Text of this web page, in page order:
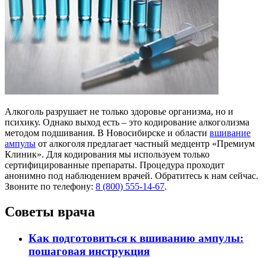
Алкоголь разрушает не только здоровье организма, но и
психику. Однако выход есть – это кодирование алкоголизма
методом подшивания. В Новосибирске и области вшивание
ампулы от алкоголя предлагает частный медцентр «Премиум
Клиник». Для кодирования мы используем только
сертифицированные препараты. Процедура проходит
анонимно под наблюдением врачей. Обратитесь к нам сейчас.
Звоните по телефону: 8 (800) 555-14-67.
Советы врача
Как подготовиться к вшиванию ампулы:
пошаговая инструкция